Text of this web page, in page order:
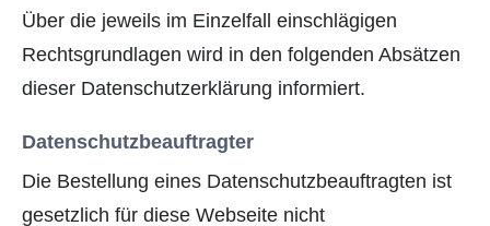
Über die jeweils im Einzelfall einschlägigen
Rechtsgrundlagen wird in den folgenden Absätzen
dieser Datenschutzerklärung informiert.
Datenschutz­beauftragter
Die Bestellung eines Datenschutzbeauftragten ist
gesetzlich für diese Webseite nicht